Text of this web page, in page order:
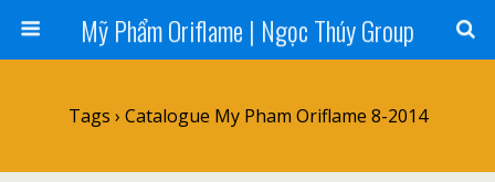
Mỹ Phẩm Oriflame | Ngọc Thúy Group
Tags › Catalogue My Pham Oriflame 8-2014